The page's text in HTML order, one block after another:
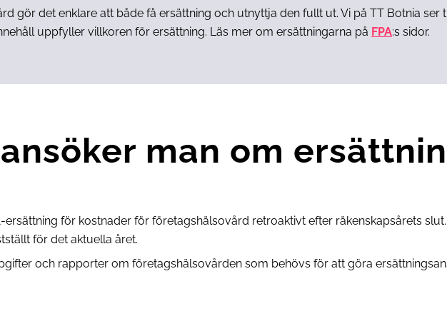
gör det enklare att både få ersättning och utnyttja den fullt ut. Vi på TT Botnia ser
uppfyller villkoren för ersättning. Läs mer om ersättningarna på FPA:s sidor.
man om
för kostnader för företagshälsovård retroaktivt efter räkenskapsårets
för det aktuella året.
och rapporter om företagshälsovården som behövs för att göra